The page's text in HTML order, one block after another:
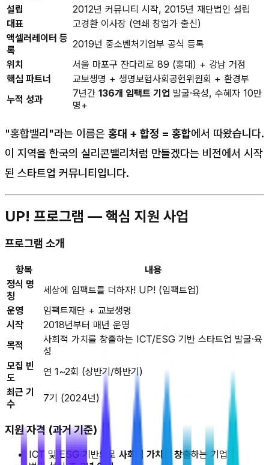
설립
2012년 커뮤니티 시작, 2015년 재단법인 설립
대표
고경환 이사장 (연쇄 창업가 출신)
액셀러레이터 등
록
2019년 중소벤처기업부 공식 등록
위치
서울 마포구 잔다리로 89 (홍대) + 강남 거점
핵심 파트너
교보생명 + 생명보험사회공헌위원회 + 환경부
누적 성과
7년간 136개 임팩트 기업 발굴·육성, 수혜자 10만
명+
"홍합밸리"라는 이름은 홍대 + 합정 = 홍합에서 따왔습니다.
이 지역을 한국의 실리콘밸리처럼 만들겠다는 비전에서 시작
된 스타트업 커뮤니티입니다.
UP! 프로그램 — 핵심 지원 사업
프로그램 소개
항목
내용
정식 명
칭
세상에 임팩트를 더하자! UP! (임팩트업)
운영
임팩트재단 + 교보생명
시작
2018년부터 매년 운영
목적
사회적 가치를 창출하는 ICT/ESG 기반 스타트업 발굴·육
성
모집 빈
도
연 1~2회 (상반기/하반기)
최근 기
수
7기 (2024년)
지원 자격 (과거 기준)
ICT 및 ESG 기반으로 사회적 가치를 창출하는 기업